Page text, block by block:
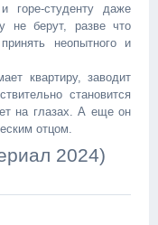
горе-студенту даже
не берут, разве что
неопытного и
квартиру, заводит
становится
на глазах. А еще он
отцом.
2024)